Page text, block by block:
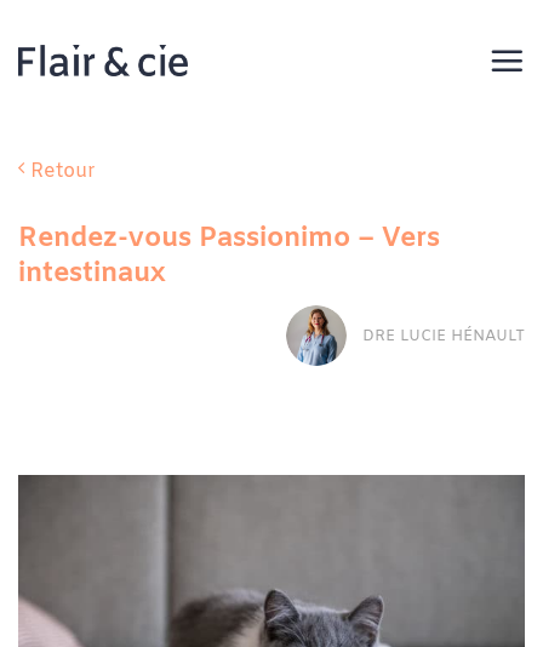
contenu
Retour
Rendez-vous Passionimo – Vers
intestinaux
DRE LUCIE HÉNAULT